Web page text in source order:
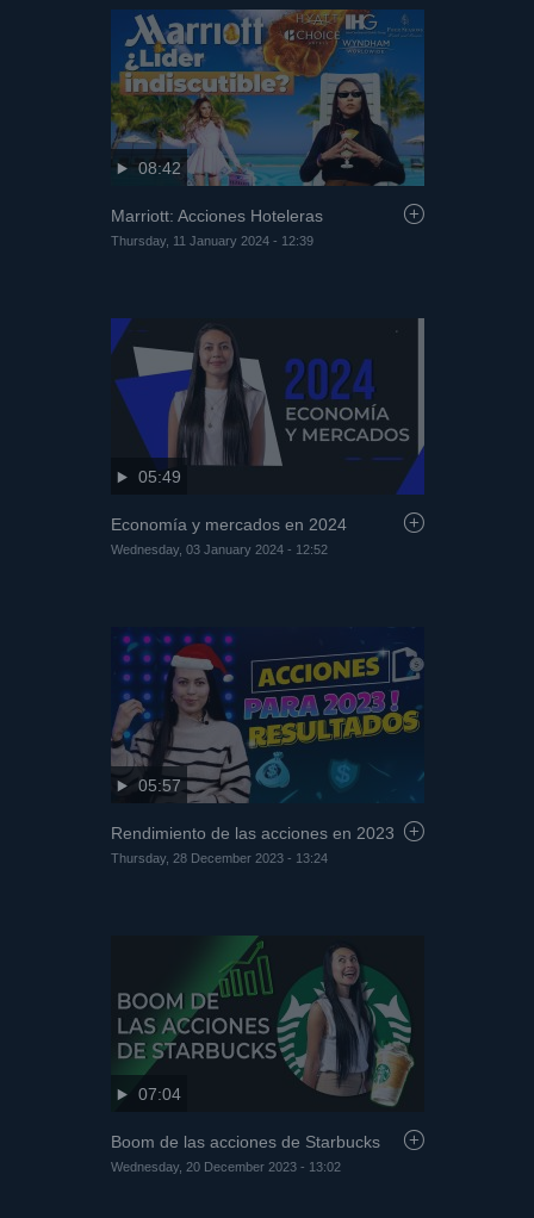
08:42
Marriott: Acciones Hoteleras
Thursday, 11 January 2024 - 12:39
05:49
Economía y mercados en 2024
Wednesday, 03 January 2024 - 12:52
05:57
Rendimiento de las acciones en 2023
Thursday, 28 December 2023 - 13:24
07:04
Boom de las acciones de Starbucks
Wednesday, 20 December 2023 - 13:02